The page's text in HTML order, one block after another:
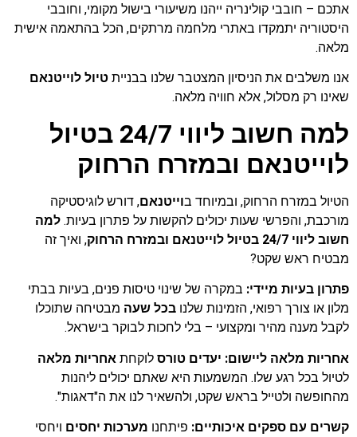
אתכם – חובבי קולינריה ייהנו משיעורי בישול מקומי, וחובבי
היסטוריה יתמקדו באתרי מלחמה מרתקים, הכל בהתאמה אישית
מלאה.
אנו משלבים את הניסיון המצטבר שלנו בבניית טיול לוייטנאם
שאינו רק מסלול, אלא חוויה מלאה.
למה חשוב ליווי 24/7 בטיול
לוייטנאם ובמזרח הרחוק
הטיול במזרח הרחוק, ובמיוחד בוייטנאם, דורש לוגיסטיקה
מורכבת, והפרשי שעות יכולים להקשות על פתרון בעיות. למה
חשוב ליווי 24/7 בטיול לוייטנאם ובמזרח הרחוק
, ואיך זה
מבטיח ראש שקט?
פתרון בעיות מיידי: במקרה של שינוי טיסות פנים, בעיות בבתי
מלון או צורך רפואי, הזמינות שלנו בכל שעה מבטיחה שתוכלו
לקבל מענה מהיר ומקצועי – בלי לחכות לבוקר בישראל.
אחריות מלאה ליישום: יעדים טורס לוקחת אחריות מלאה
לטיול בכל רגע שלו. המשמעות היא שאתם יכולים ליהנות
מהחופשה ולטייל בראש שקט, ולהשאיר לנו את ה"דאגות".
קשרים עם ספקים איכותיים: פיתחנו מערכות יחסים ויחסי